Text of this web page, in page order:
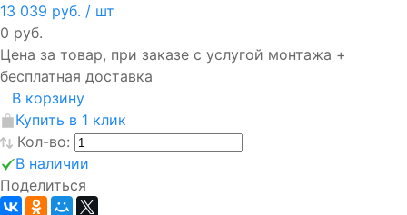
13 039 руб. / шт
0 руб.
Цена за товар, при заказе с услугой монтажа +
бесплатная доставка
В корзину
Купить в 1 клик
Кол-во:
В наличии
Поделиться